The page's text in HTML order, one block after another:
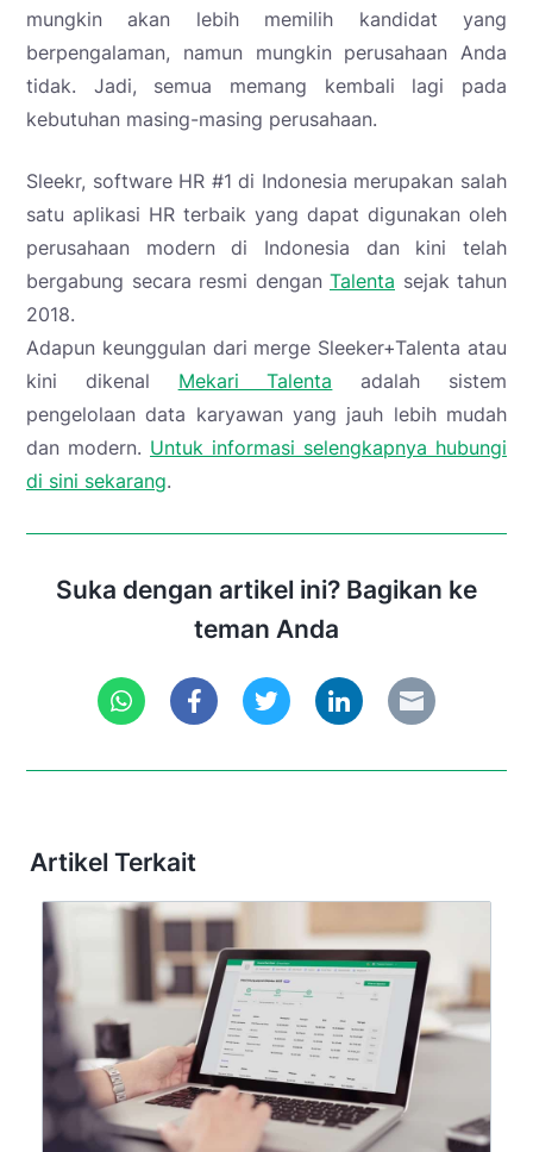
mungkin akan lebih memilih kandidat yang
berpengalaman, namun mungkin perusahaan Anda
tidak. Jadi, semua memang kembali lagi pada
kebutuhan masing-masing perusahaan.
Sleekr, software HR #1 di Indonesia merupakan salah
satu aplikasi HR terbaik yang dapat digunakan oleh
perusahaan modern di Indonesia dan kini telah
bergabung secara resmi dengan Talenta sejak tahun
2018.
Adapun keunggulan dari merge Sleeker+Talenta atau
kini dikenal Mekari Talenta adalah sistem
pengelolaan data karyawan yang jauh lebih mudah
dan modern. Untuk informasi selengkapnya hubungi
di sini sekarang.
Suka dengan artikel ini? Bagikan ke
teman Anda
Artikel Terkait